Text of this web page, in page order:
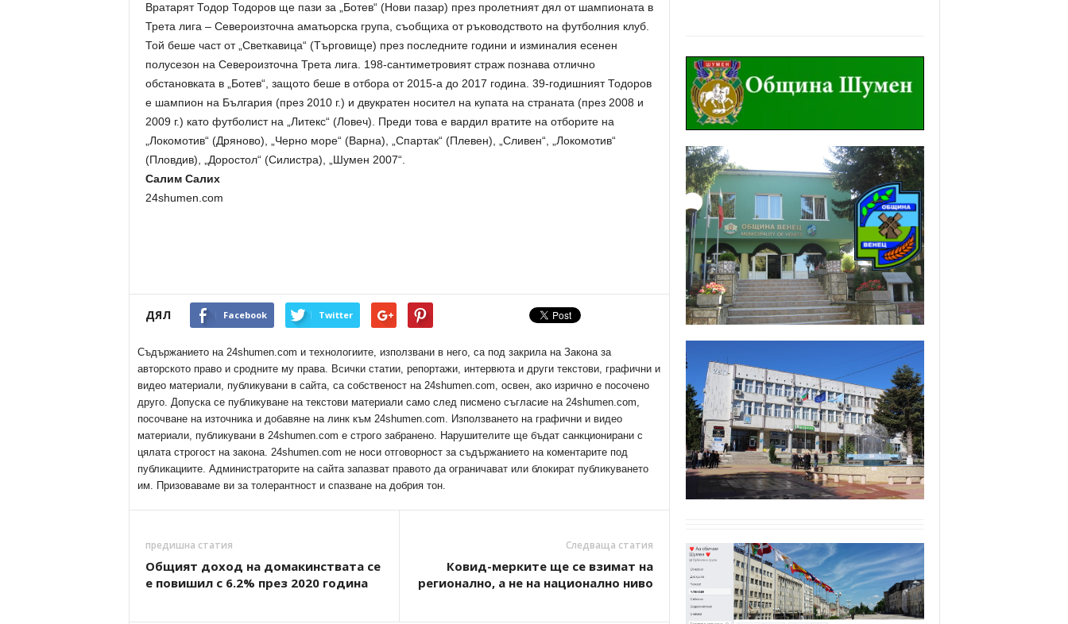
Вратарят Тодор Тодоров ще пази за „Ботев“ (Нови пазар) през пролетният дял от шампионата в
Трета лига – Североизточна аматьорска група, съобщиха от ръководството на футболния клуб.
Той беше част от „Светкавица“ (Търговище) през последните години и изминалия есенен
полусезон на Североизточна Трета лига. 198-сантиметровият страж познава отлично
обстановката в „Ботев“, защото беше в отбора от 2015-а до 2017 година. 39-годишният Тодоров
е шампион на България (през 2010 г.) и двукратен носител на купата на страната (през 2008 и
2009 г.) като футболист на „Литекс“ (Ловеч). Преди това е вардил вратите на отборите на
„Локомотив“ (Дряново), „Черно море“ (Варна), „Спартак“ (Плевен), „Сливен“, „Локомотив“
(Пловдив), „Доростол“ (Силистра), „Шумен 2007“.
Салим Салих
24shumen.com
ДЯЛ Facebook Twitter
Съдържанието на 24shumen.com и технологиите, използвани в него, са под закрила на Закона за
авторското право и сродните му права. Всички статии, репортажи, интервюта и други текстови, графични и
видео материали, публикувани в сайта, са собственост на 24shumen.com, освен, ако изрично е посочено
друго. Допуска се публикуване на текстови материали само след писмено съгласие на 24shumen.com,
посочване на източника и добавяне на линк към 24shumen.com. Използването на графични и видео
материали, публикувани в 24shumen.com е строго забранено. Нарушителите ще бъдат санкционирани с
цялата строгост на закона. 24shumen.com не носи отговорност за съдържанието на коментарите под
публикациите. Администраторите на сайта запазват правото да ограничават или блокират публикуването
им. Призоваваме ви за толерантност и спазване на добрия тон.
предишна статия
Общият доход на домакинствата се
е повишил с 6.2% през 2020 година
Следваща статия
Ковид-мерките ще се взимат на
регионално, а не на национално ниво